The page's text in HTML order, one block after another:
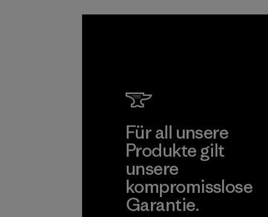
Für all unsere
Produkte gilt
unsere
kompromisslose
Garantie.